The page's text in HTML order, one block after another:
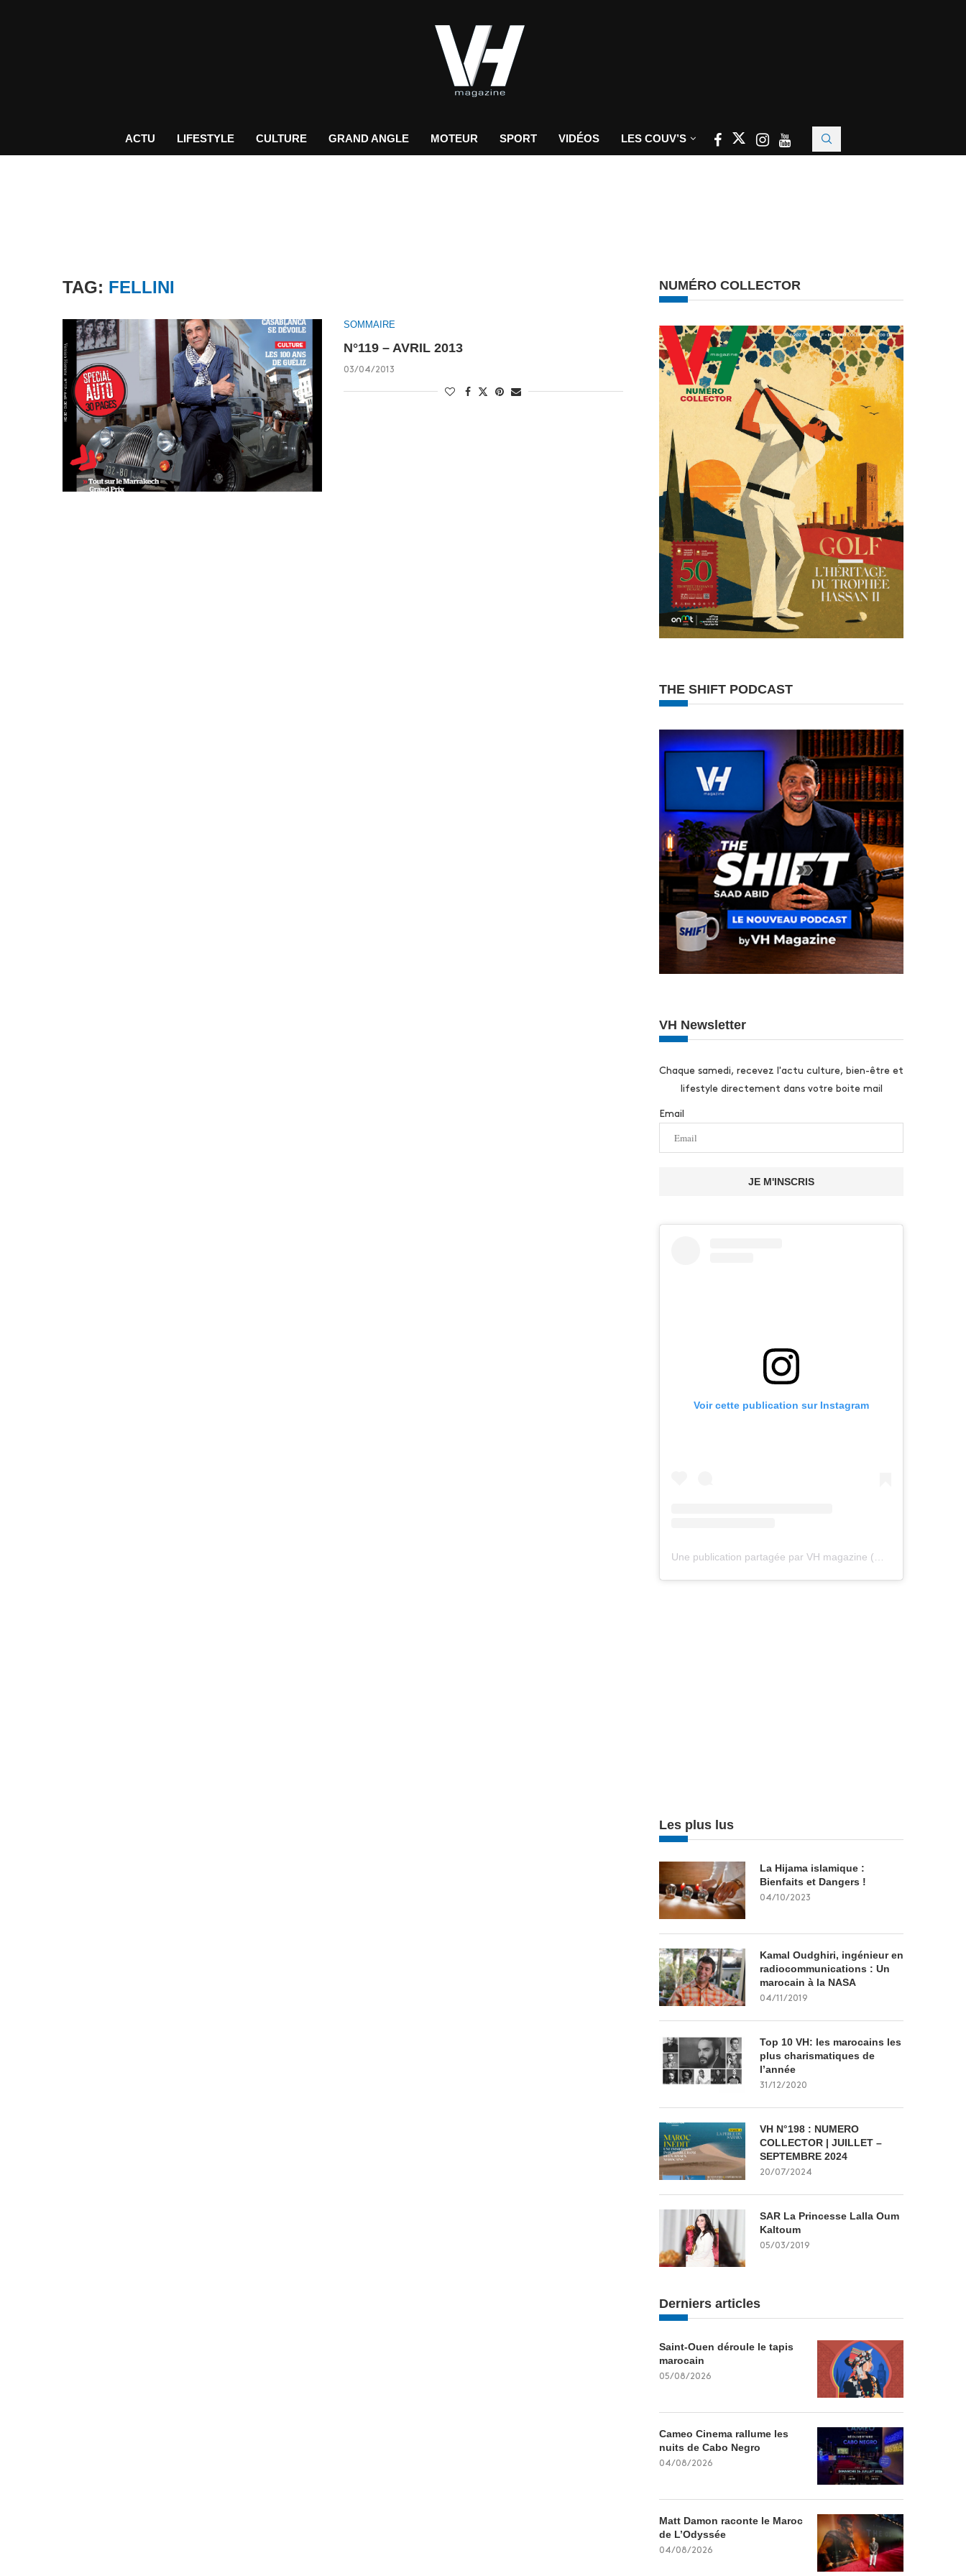
ACTU LIFESTYLE CULTURE GRAND ANGLE MOTEUR SPORT VIDÉOS LES COUV’S
TAG: FELLINI
SOMMAIRE
N°119 – AVRIL 2013
03/04/2013
NUMÉRO COLLECTOR
THE SHIFT PODCAST
VH Newsletter
Chaque samedi, recevez l'actu culture, bien-être et
lifestyle directement dans votre boite mail
Email
JE M'INSCRIS
Voir cette publication sur Instagram
Les plus lus
La Hijama islamique :
Bienfaits et Dangers !
04/10/2023
Kamal Oudghiri, ingénieur en
radiocommunications : Un
marocain à la NASA
04/11/2019
Top 10 VH: les marocains les
plus charismatiques de
l’année
31/12/2020
VH N°198 : NUMERO
COLLECTOR | JUILLET –
SEPTEMBRE 2024
20/07/2024
SAR La Princesse Lalla Oum
Kaltoum
05/03/2019
Derniers articles
Saint-Ouen déroule le tapis
marocain
05/08/2026
Cameo Cinema rallume les
nuits de Cabo Negro
04/08/2026
Matt Damon raconte le Maroc
de L’Odyssée
04/08/2026